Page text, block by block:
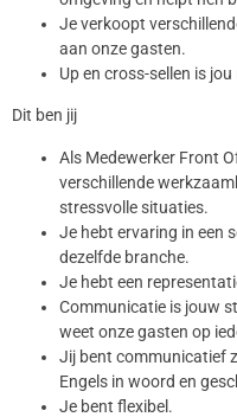
Je verkoopt
aan onze gasten.
Up en cross-sellen is
Dit ben jij
Als Medewerker Front
verschillende
stressvolle situaties.
Je hebt ervaring in een
dezelfde branche.
Je hebt een
Communicatie is jouw
weet onze gasten op
Jij bent communicatief
Engels in woord en
Je bent flexibel.